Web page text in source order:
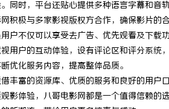
同时，平台还贴心提供多种语言字幕和音
积极与多家影视版权方合作，确保影片
户不仅可以享受去广告、优先观看及下载
用户的互动体验，设有评论区和评分系
优化服务内容，提高整体品质。
丰富的资源库、优质的服务和良好的用
影体验，八哥电影网都是一个值得信赖